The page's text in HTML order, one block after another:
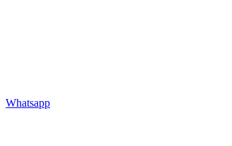
Whatsapp